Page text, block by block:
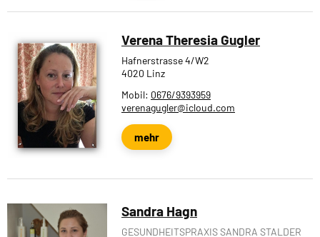
Verena Theresia Gugler
Hafnerstrasse 4/W2
4020 Linz
Mobil: 0676/9393959
verenagugler@icloud.com
mehr
Sandra Hagn
GESUNDHEITSPRAXIS SANDRA STALDER